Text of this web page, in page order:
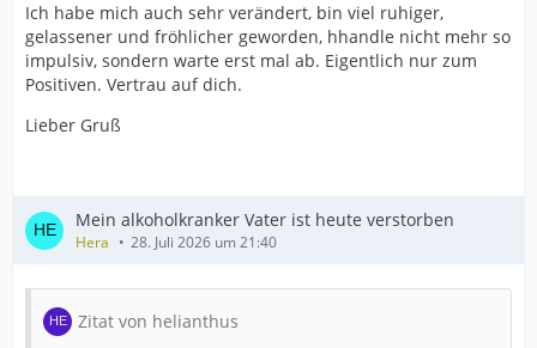
Ich habe mich auch sehr verändert, bin viel ruhiger,
gelassener und fröhlicher geworden, hhandle nicht mehr so
impulsiv, sondern warte erst mal ab. Eigentlich nur zum
Positiven. Vertrau auf dich.
Lieber Gruß
Mein alkoholkranker Vater ist heute verstorben
Hera 28. Juli 2026 um 21:40
Zitat von helianthus